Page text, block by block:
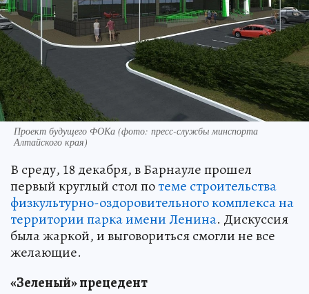
Проект будущего ФОКа (фото: пресс-службы минспорта
Алтайского края)
В среду, 18 декабря, в Барнауле прошел
первый круглый стол потеме строительства
физкультурно-оздоровительного комплекса на
территории парка имени Ленина. Дискуссия
была жаркой, и выговориться смогли не все
желающие.
«Зеленый» прецедент